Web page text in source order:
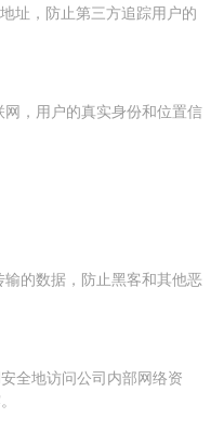
址，防止第三方追踪用户的
，用户的真实身份和位置信
的数据，防止黑客和其他恶
全地访问公司内部网络资